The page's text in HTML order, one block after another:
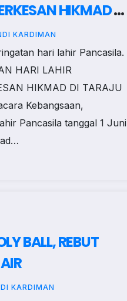
HIKMAD DI
KARDIMAN
hari lahir Pancasila.
HARI LAHIR
HIKMAD DI TARAJU
Kebangsaan,
Pancasila tanggal 1 Juni
BALL, REBUT
KARDIMAN